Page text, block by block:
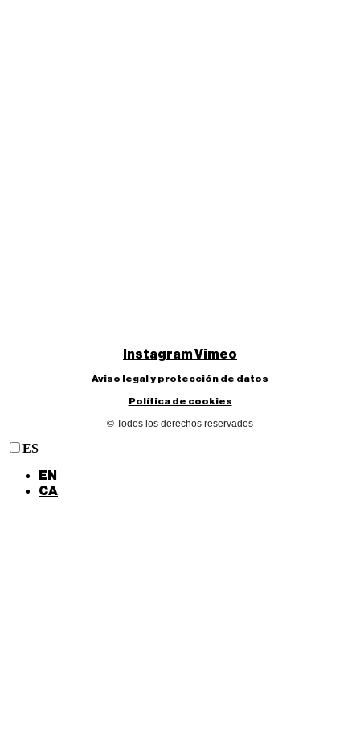
InstagramVimeo
Aviso legal y protección de datos
Política de cookies
© Todos los derechos reservados
ES
EN
CA